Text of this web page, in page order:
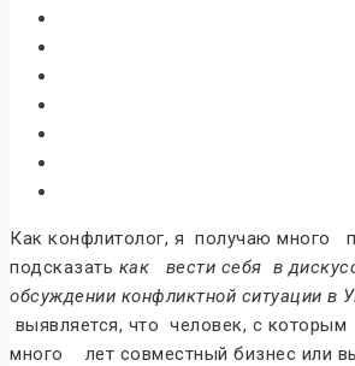
Как конфлитолог, я получаю много
подсказать как вести себя в
обсуждении конфликтной ситуации в
выявляется, что человек, с которым
много лет совместный бизнес или